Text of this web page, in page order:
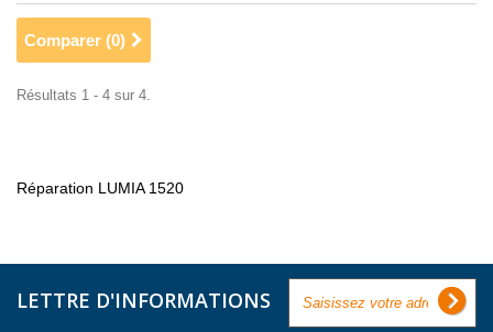
Comparer (0)
Résultats 1 - 4 sur 4.
Réparation LUMIA 1520
LETTRE D'INFORMATIONS